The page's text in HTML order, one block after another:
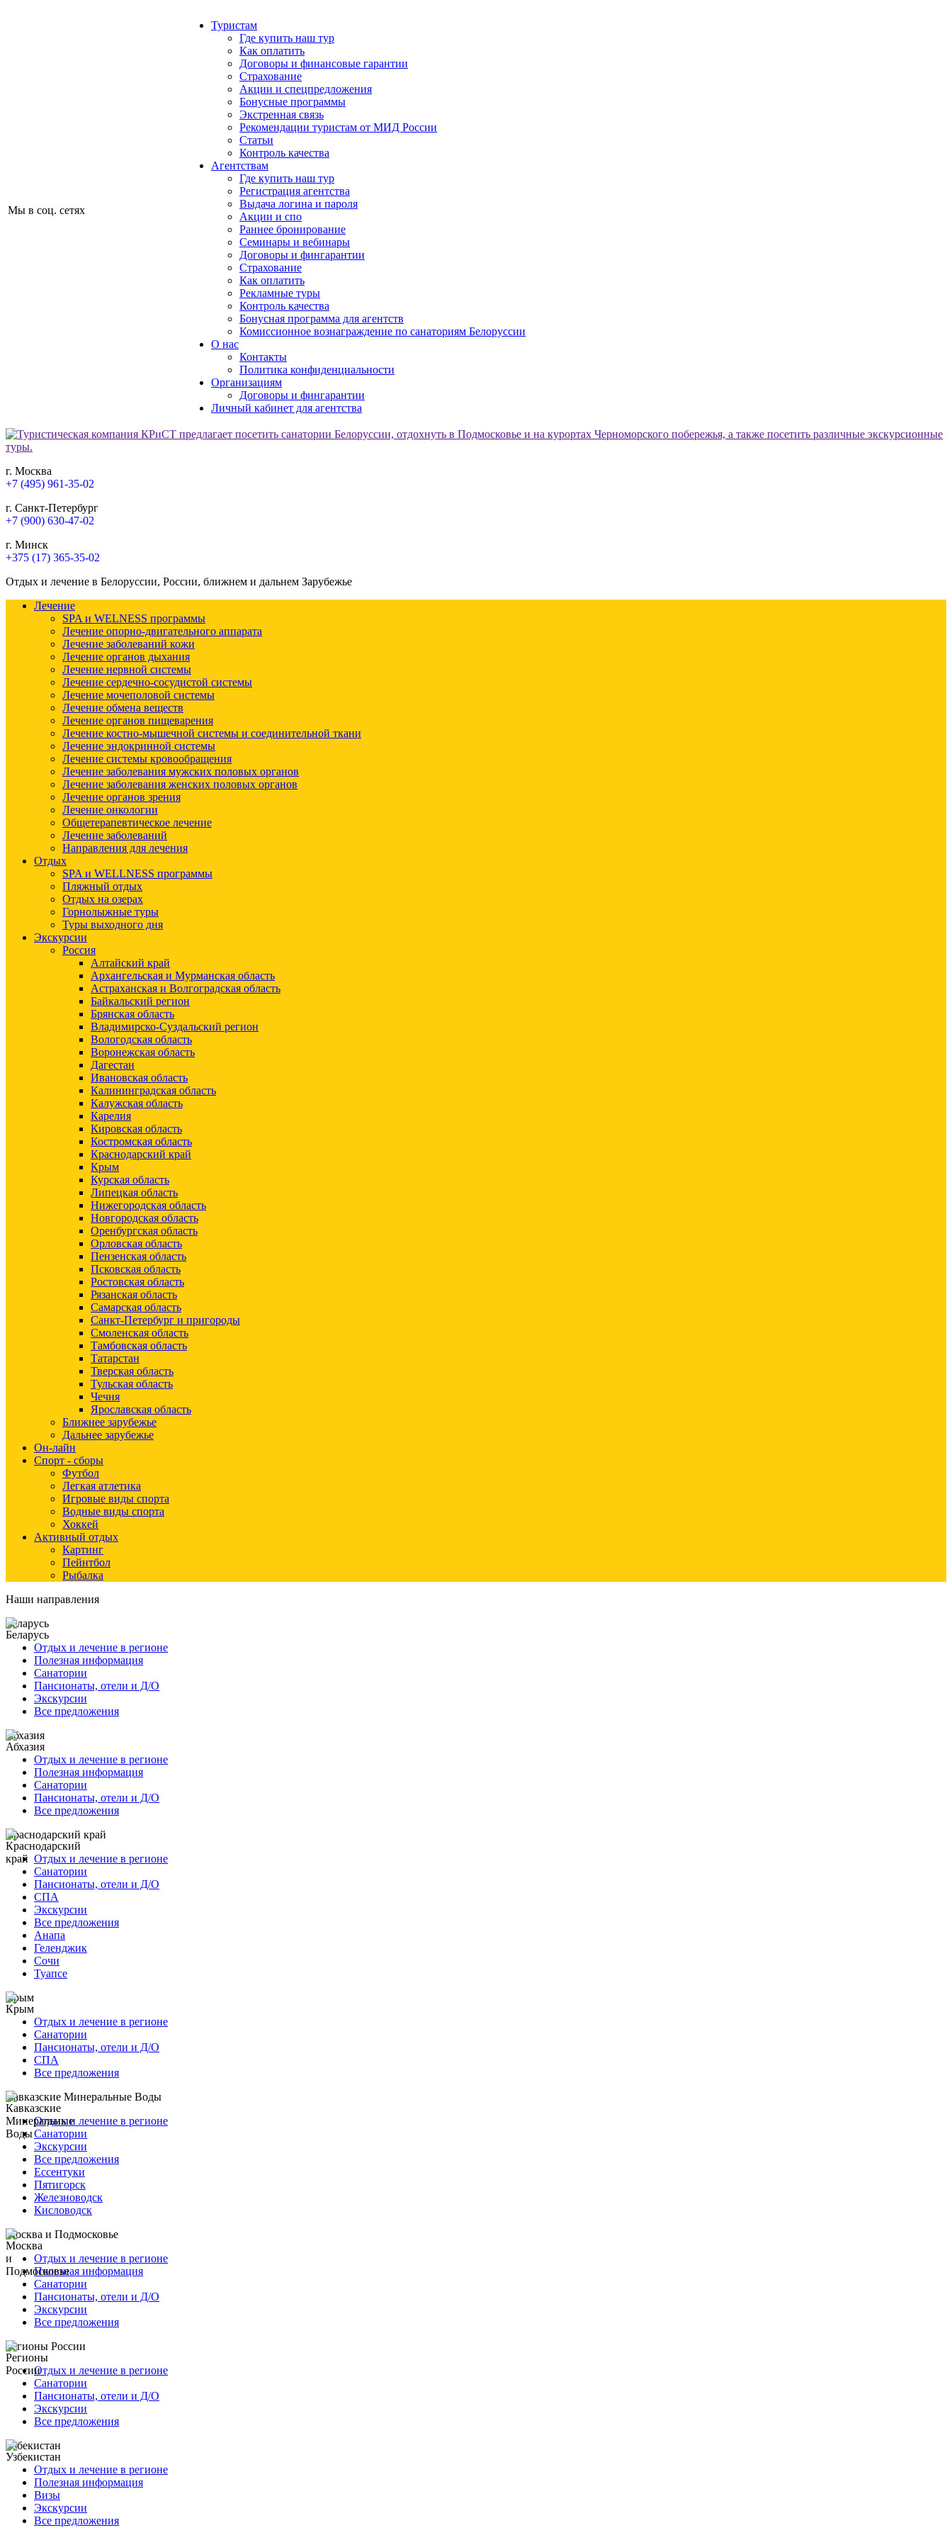
Мы в соц. сетях
Туристам
Где купить наш тур
Как оплатить
Договоры и финансовые гарантии
Страхование
Акции и спецпредложения
Бонусные программы
Экстренная связь
Рекомендации туристам от МИД России
Статьи
Контроль качества
Агентствам
Где купить наш тур
Регистрация агентства
Выдача логина и пароля
Акции и спо
Раннее бронирование
Семинары и вебинары
Договоры и фингарантии
Страхование
Как оплатить
Рекламные туры
Контроль качества
Бонусная программа для агентств
Комиссионное вознаграждение по санаториям Белоруссии
О нас
Контакты
Политика конфиденциальности
Организациям
Договоры и фингарантии
Личный кабинет для агентства
г. Москва
+7 (495) 961-35-02
г. Санкт-Петербург
+7 (900) 630-47-02
г. Минск
+375 (17) 365-35-02
Отдых и лечение в Белоруссии, России, ближнем и дальнем Зарубежье
Лечение
SPA и WELNESS программы
Лечение опорно-двигательного аппарата
Лечение заболеваний кожи
Лечение органов дыхания
Лечение нервной системы
Лечение сердечно-сосудистой системы
Лечение мочеполовой системы
Лечение обмена веществ
Лечение органов пищеварения
Лечение костно-мышечной системы и соединительной ткани
Лечение эндокринной системы
Лечение системы кровообращения
Лечение заболевания мужских половых органов
Лечение заболевания женских половых органов
Лечение органов зрения
Лечение онкологии
Общетерапевтическое лечение
Лечение заболеваний
Направления для лечения
Отдых
SPA и WELLNESS программы
Пляжный отдых
Отдых на озерах
Горнолыжные туры
Туры выходного дня
Экскурсии
Россия
Алтайский край
Архангельская и Мурманская область
Астраханская и Волгоградская область
Байкальский регион
Брянская область
Владимирско-Суздальский регион
Вологодская область
Воронежская область
Дагестан
Ивановская область
Калининградская область
Калужская область
Карелия
Кировская область
Костромская область
Краснодарский край
Крым
Курская область
Липецкая область
Нижегородская область
Новгородская область
Оренбургская область
Орловская область
Пензенская область
Псковская область
Ростовская область
Рязанская область
Самарская область
Санкт-Петербург и пригороды
Смоленская область
Тамбовская область
Татарстан
Тверская область
Тульская область
Чечня
Ярославская область
Ближнее зарубежье
Дальнее зарубежье
Он-лайн
Спорт - сборы
Футбол
Легкая атлетика
Игровые виды спорта
Водные виды спорта
Хоккей
Активный отдых
Картинг
Пейнтбол
Рыбалка
Наши направления
Беларусь
Отдых и лечение в регионе
Полезная информация
Санатории
Пансионаты, отели и Д/О
Экскурсии
Все предложения
Абхазия
Отдых и лечение в регионе
Полезная информация
Санатории
Пансионаты, отели и Д/О
Все предложения
Краснодарский край
Отдых и лечение в регионе
Санатории
Пансионаты, отели и Д/О
СПА
Экскурсии
Все предложения
Анапа
Геленджик
Сочи
Туапсе
Крым
Отдых и лечение в регионе
Санатории
Пансионаты, отели и Д/О
СПА
Все предложения
Кавказские Минеральные Воды
Отдых и лечение в регионе
Санатории
Экскурсии
Все предложения
Ессентуки
Пятигорск
Железноводск
Кисловодск
Москва и Подмосковье
Отдых и лечение в регионе
Полезная информация
Санатории
Пансионаты, отели и Д/О
Экскурсии
Все предложения
Регионы России
Отдых и лечение в регионе
Санатории
Пансионаты, отели и Д/О
Экскурсии
Все предложения
Узбекистан
Отдых и лечение в регионе
Полезная информация
Визы
Экскурсии
Все предложения